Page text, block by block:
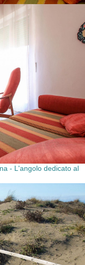
- L'angolo dedicato al